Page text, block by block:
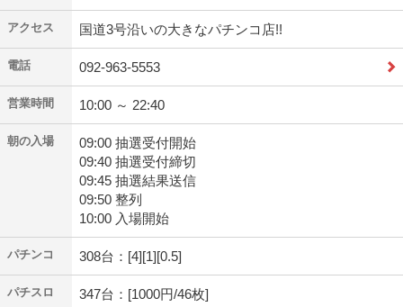
アクセス 国道3号沿いの大きなパチンコ店!!
電話 092-963-5553
営業時間 10:00 ～ 22:40
朝の入場
09:00 抽選受付開始
09:40 抽選受付締切
09:45 抽選結果送信
09:50 整列
10:00 入場開始
パチンコ 308台：[4][1][0.5]
パチスロ 347台：[1000円/46枚]